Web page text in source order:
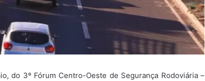
do 3º Fórum Centro-Oeste de Segurança Rodoviária –